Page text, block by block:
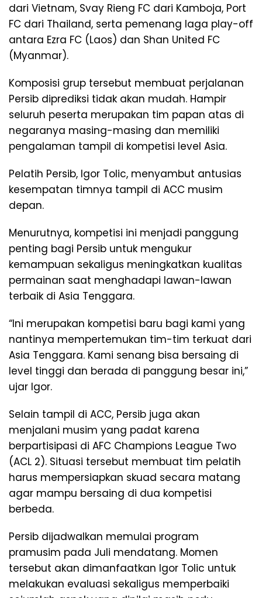
dari Vietnam, Svay Rieng FC dari Kamboja, Port
FC dari Thailand, serta pemenang laga play-off
antara Ezra FC (Laos) dan Shan United FC
(Myanmar).
Komposisi grup tersebut membuat perjalanan
Persib diprediksi tidak akan mudah. Hampir
seluruh peserta merupakan tim papan atas di
negaranya masing-masing dan memiliki
pengalaman tampil di kompetisi level Asia.
Pelatih Persib, Igor Tolic, menyambut antusias
kesempatan timnya tampil di ACC musim
depan.
Menurutnya, kompetisi ini menjadi panggung
penting bagi Persib untuk mengukur
kemampuan sekaligus meningkatkan kualitas
permainan saat menghadapi lawan-lawan
terbaik di Asia Tenggara.
“Ini merupakan kompetisi baru bagi kami yang
nantinya mempertemukan tim-tim terkuat dari
Asia Tenggara. Kami senang bisa bersaing di
level tinggi dan berada di panggung besar ini,”
ujar Igor.
Selain tampil di ACC, Persib juga akan
menjalani musim yang padat karena
berpartisipasi di AFC Champions League Two
(ACL 2). Situasi tersebut membuat tim pelatih
harus mempersiapkan skuad secara matang
agar mampu bersaing di dua kompetisi
berbeda.
Persib dijadwalkan memulai program
pramusim pada Juli mendatang. Momen
tersebut akan dimanfaatkan Igor Tolic untuk
melakukan evaluasi sekaligus memperbaiki